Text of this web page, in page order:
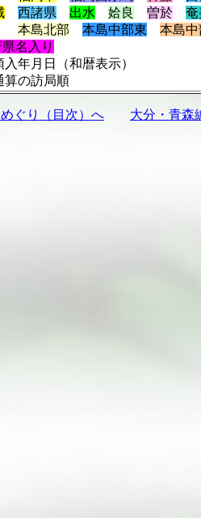
西諸県 出水 姶良 曽於
奄
本島北部
本島中部東
本島
名入り
（和暦表示）
訪局順
ぐり（目次）へ
大分・青森